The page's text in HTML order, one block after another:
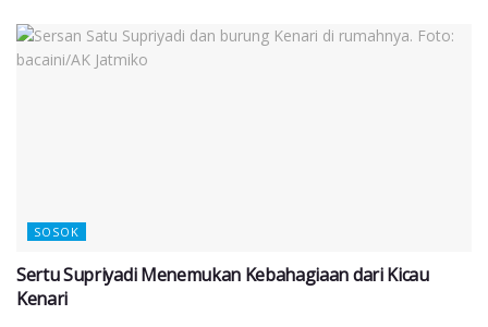
SOSOK
Sertu Supriyadi Menemukan Kebahagiaan dari Kicau
Kenari